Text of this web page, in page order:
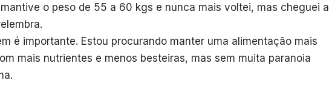
o peso de 55 a 60 kgs e nunca mais voltei, mas cheguei a
é importante. Estou procurando manter uma alimentação mais
mais nutrientes e menos besteiras, mas sem muita paranoia